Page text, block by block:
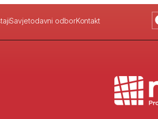
Savjetodavni odborKontakt